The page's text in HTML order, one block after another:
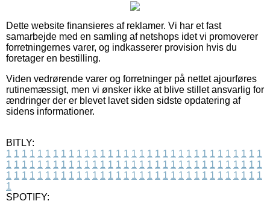
Dette website finansieres af reklamer. Vi har et fast
samarbejde med en samling af netshops idet vi promoverer
forretningernes varer, og indkasserer provision hvis du
foretager en bestilling.
Viden vedrørende varer og forretninger på nettet ajourføres
rutinemæssigt, men vi ønsker ikke at blive stillet ansvarlig for
ændringer der er blevet lavet siden sidste opdatering af
sidens informationer.
BITLY:
1 1 1 1 1 1 1 1 1 1 1 1 1 1 1 1 1 1 1 1 1 1 1 1 1 1 1 1 1 1 1 1 1
1 1 1 1 1 1 1 1 1 1 1 1 1 1 1 1 1 1 1 1 1 1 1 1 1 1 1 1 1 1 1 1 1
1 1 1 1 1 1 1 1 1 1 1 1 1 1 1 1 1 1 1 1 1 1 1 1 1 1 1 1 1 1 1 1 1
1
SPOTIFY: